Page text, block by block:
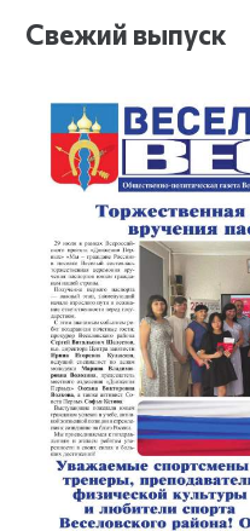
Свежий выпуск